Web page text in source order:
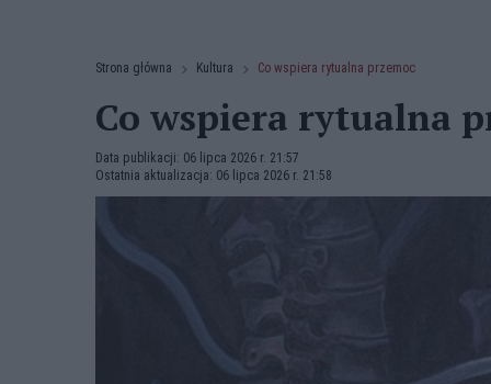
Strona główna Kultura Co wspiera rytualna przemoc
Co wspiera rytualna
Data publikacji: 06 lipca 2026 r. 21:57
Ostatnia aktualizacja: 06 lipca 2026 r. 21:58